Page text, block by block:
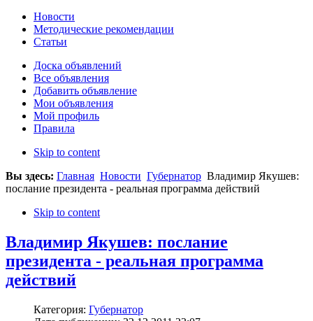
Новости
Методические рекомендации
Статьи
Доска объявлений
Все объявления
Добавить объявление
Мои объявления
Мой профиль
Правила
Skip to content
Вы здесь: Главная Новости Губернатор Владимир Якушев:
послание президента - реальная программа действий
Skip to content
Владимир Якушев: послание
президента - реальная программа
действий
Категория: Губернатор